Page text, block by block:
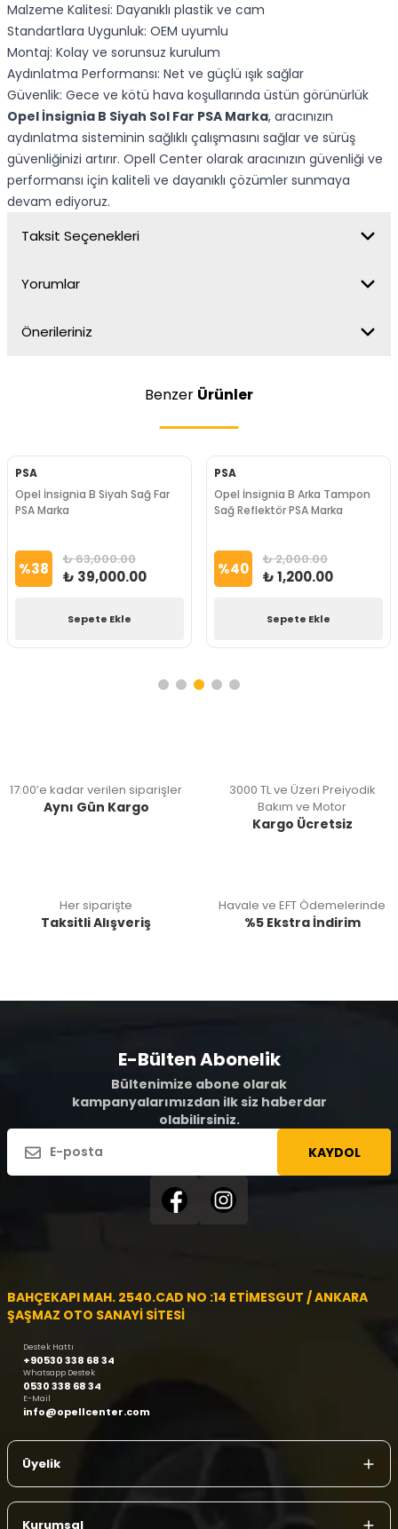
Malzeme Kalitesi: Dayanıklı plastik ve cam
Standartlara Uygunluk: OEM uyumlu
Montaj: Kolay ve sorunsuz kurulum
Aydınlatma Performansı: Net ve güçlü ışık sağlar
Güvenlik: Gece ve kötü hava koşullarında üstün görünürlük
Opel İnsignia B Siyah Sol Far PSA Marka, aracınızın
aydınlatma sisteminin sağlıklı çalışmasını sağlar ve sürüş
güvenliğinizi artırır. Opell Center olarak aracınızın güvenliği ve
performansı için kaliteli ve dayanıklı çözümler sunmaya
devam ediyoruz.
Taksit Seçenekleri
Yorumlar
Önerileriniz
Benzer Ürünler
PSA
Opel İnsignia B Siyah Sağ Far
PSA Marka
%38 ₺ 63,000.00
₺ 39,000.00
Sepete Ekle
PSA
Opel İnsignia B Arka Tampon
Sağ Reflektör PSA Marka
%40 ₺ 2,000.00
₺ 1,200.00
Sepete Ekle
17:00’e kadar verilen siparişler
Aynı Gün Kargo
3000 TL ve Üzeri Preiyodik
Bakım ve Motor
Kargo Ücretsiz
Her siparişte
Taksitli Alışveriş
Havale ve EFT Ödemelerinde
%5 Ekstra İndirim
E-Bülten Abonelik
Bültenimize abone olarak
kampanyalarımızdan ilk siz haberdar
olabilirsiniz.
KAYDOL
BAHÇEKAPI MAH. 2540.CAD NO :14 ETİMESGUT / ANKARA
ŞAŞMAZ OTO SANAYİ SİTESİ
Destek Hattı
+90530 338 68 34
Whatsapp Destek
0530 338 68 34
E-Mail
info@opellcenter.com
Üyelik
Kurumsal